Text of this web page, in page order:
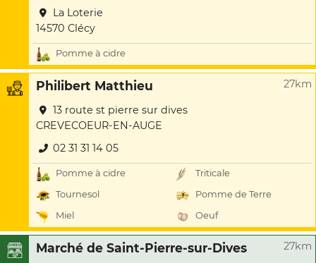
La Loterie
14570 Clécy
Pomme à cidre
Philibert Matthieu 27km
13 route st pierre sur dives
CREVECOEUR-EN-AUGE
02 31 31 14 05
Pomme à cidre
Triticale
Tournesol
Pomme de Terre
Miel
Oeuf
Marché de Saint-Pierre-sur-Dives 27km